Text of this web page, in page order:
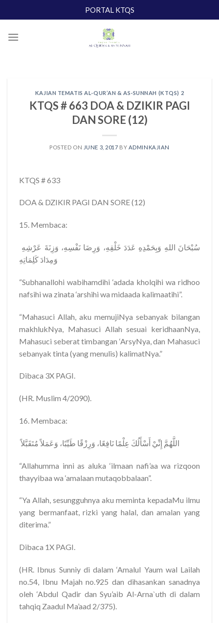
to
PORTAL KTQS
KAJIAN TEMATIS AL-QUR’AN & AS-SUNNAH (KTQS) 2
KTQS # 663 DOA & DZIKIR PAGI
DAN SORE (12)
POSTED ON JUNE 3, 2017 BY ADMINKAJIAN
KTQS # 633
DOA & DZIKIR PAGI DAN SORE (12)
15. Membaca:
وَمِدَادَ كَلِمَاتِهِ
“Subhanallohi wabihamdihi ‘adada kholqihi wa ridhoo
nafsihi wa zinata ‘arshihi wa midaada kalimaatihi”.
“Mahasuci Allah, aku memujiNya sebanyak bilangan
makhlukNya, Mahasuci Allah sesuai keridhaanNya,
Mahasuci seberat timbangan ‘ArsyNya, dan Mahasuci
sebanyak tinta (yang menulis) kalimatNya.”
Dibaca 3X PAGI.
(HR. Muslim 4/2090).
16. Membaca:
‎ اللَّهُمَّ إِنِّيْ أَسْأَلُكَ عِلْمًا نَافِعًا، وَرِزْقًا طَيِّبًا، وَعَمَلاً مُتَقَبَّلاً
“Allahumma inni as aluka ‘ilmaan nafi’aa wa rizqoon
thayyibaa wa ‘amalaan mutaqobbalaan”.
“Ya Allah, sesungguhnya aku meminta kepadaMu ilmu
yang bermanfaat, rizki yang halal, dan amalan yang
diterima.”
Dibaca 1X PAGI.
(HR. Ibnus Sunniy di dalam ‘Amalul Yaum wal Lailah
no.54, Ibnu Majah no.925 dan dihasankan sanadnya
oleh ‘Abdul Qadir dan Syu’aib Al-Arna`uth di dalam
tahqiq Zaadul Ma’aad 2/375).